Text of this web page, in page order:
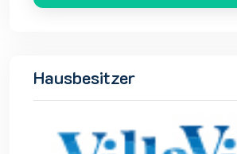
Hausbesitzer